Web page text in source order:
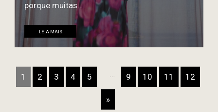
porque muitas…
LEIA MAIS
1 2 3 4 5 … 9 10 11 12
»